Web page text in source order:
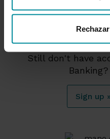
Home
Still don't have
Sign up »